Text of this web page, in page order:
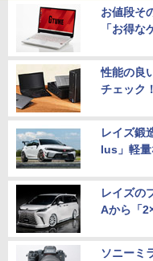
お値段そ
「お得な
性能の良
チェック！
レイズ鍛
lus」軽
レイズの
Aから「
ソニーミ